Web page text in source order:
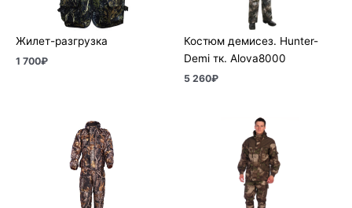
Жилет-разгрузка
1 700₽
Костюм демисез. Hunter-
Demi тк. Alova8000
5 260₽